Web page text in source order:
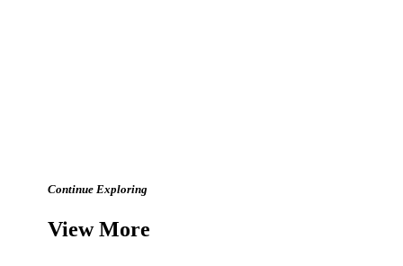
Continue Exploring
View More